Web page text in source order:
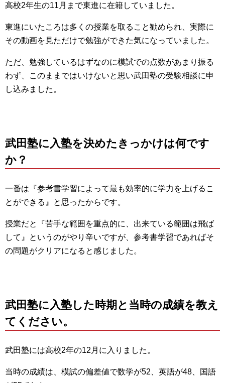
高校2年生の11月まで東進に在籍していました。
東進にいたころは多くの授業を取ること勧められ、実際に
その動画を見ただけで勉強ができた気になっていました。
ただ、勉強しているはずなのに模試での点数があまり振る
わず、このままではいけないと思い武田塾の受験相談に申
し込みました。
武田塾に入塾を決めたきっかけは何です
か？
一番は『参考書学習によって最も効率的に学力を上げるこ
とができる』と思ったからです。
授業だと『苦手な範囲を重点的に、出来ている範囲は飛ば
して』というのがやり辛いですが、参考書学習であればそ
の問題がクリアになると感じました。
武田塾に入塾した時期と当時の成績を教え
てください。
武田塾には高校2年の12月に入りました。
当時の成績は、模試の偏差値で数学が52、英語が48、国語